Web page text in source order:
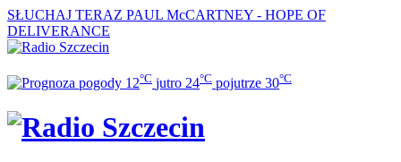
SŁUCHAJ TERAZ PAUL McCARTNEY - HOPE OF
DELIVERANCE
12°C jutro 24°C pojutrze 30°C